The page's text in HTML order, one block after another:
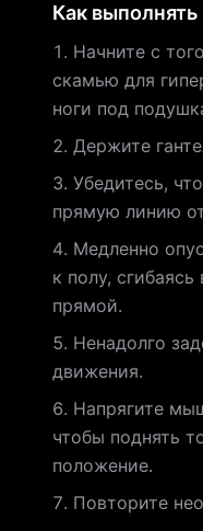
Как выполнять
Начните с
скамью для
ноги под
Держите
Убедитесь,
прямую линию
Медленно
к полу,
прямой.
Ненадолго
движения.
Напрягите
чтобы поднять
положение.
Повторите